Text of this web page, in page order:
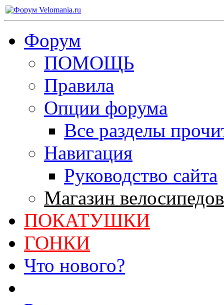
Форум
ПОМОЩЬ
Правила
Опции форума
Все разделы
Навигация
Руководство сайта
Магазин
ПОКАТУШКИ
ГОНКИ
Что нового?